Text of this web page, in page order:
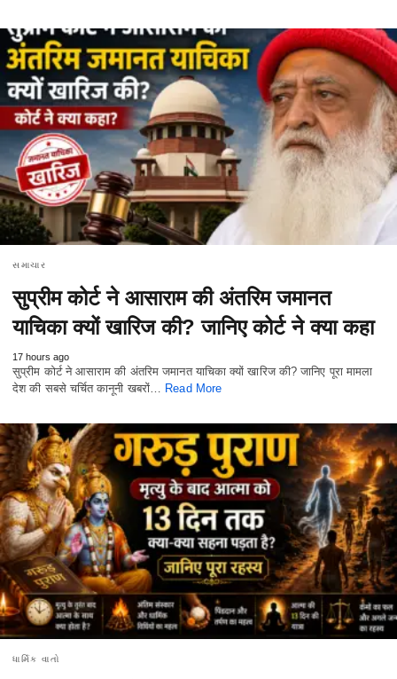
સમાચાર
सुप्रीम कोर्ट ने आसाराम की अंतरिम जमानत
याचिका क्यों खारिज की? जानिए कोर्ट ने क्या कहा
17 hours ago
सुप्रीम कोर्ट ने आसाराम की अंतरिम जमानत याचिका क्यों खारिज की? जानिए पूरा मामला
देश की सबसे चर्चित कानूनी खबरों… Read More
ધાર્મિક વાતો